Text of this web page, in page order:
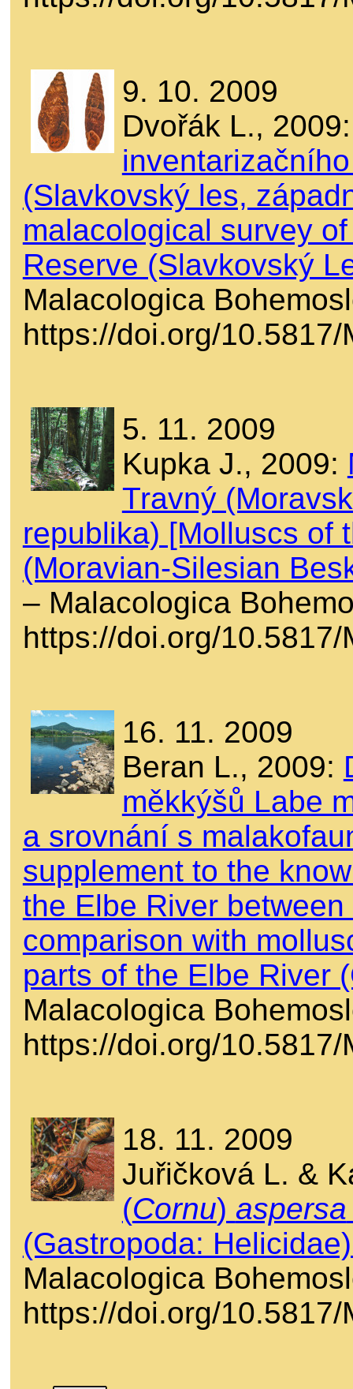
9. 10. 2009
Dvořák L.,
(Slavkovský les,
malacological survey
Reserve (Slavkovský
Malacologica
https://doi.org/
5. 11. 2009
Kupka J., 2009:
Travný
republika) [Molluscs of
(Moravian-Silesian
– Malacologica
https://doi.org/
16. 11. 2009
Beran L., 2009:
měkkýšů Labe
a srovnání s
supplement to the
the Elbe River
comparison with
parts of the Elbe River
Malacologica
https://doi.org/
18. 11. 2009
Juřičková L. &
(Cornu) aspersa
(Gastropoda:
Malacologica
https://doi.org/